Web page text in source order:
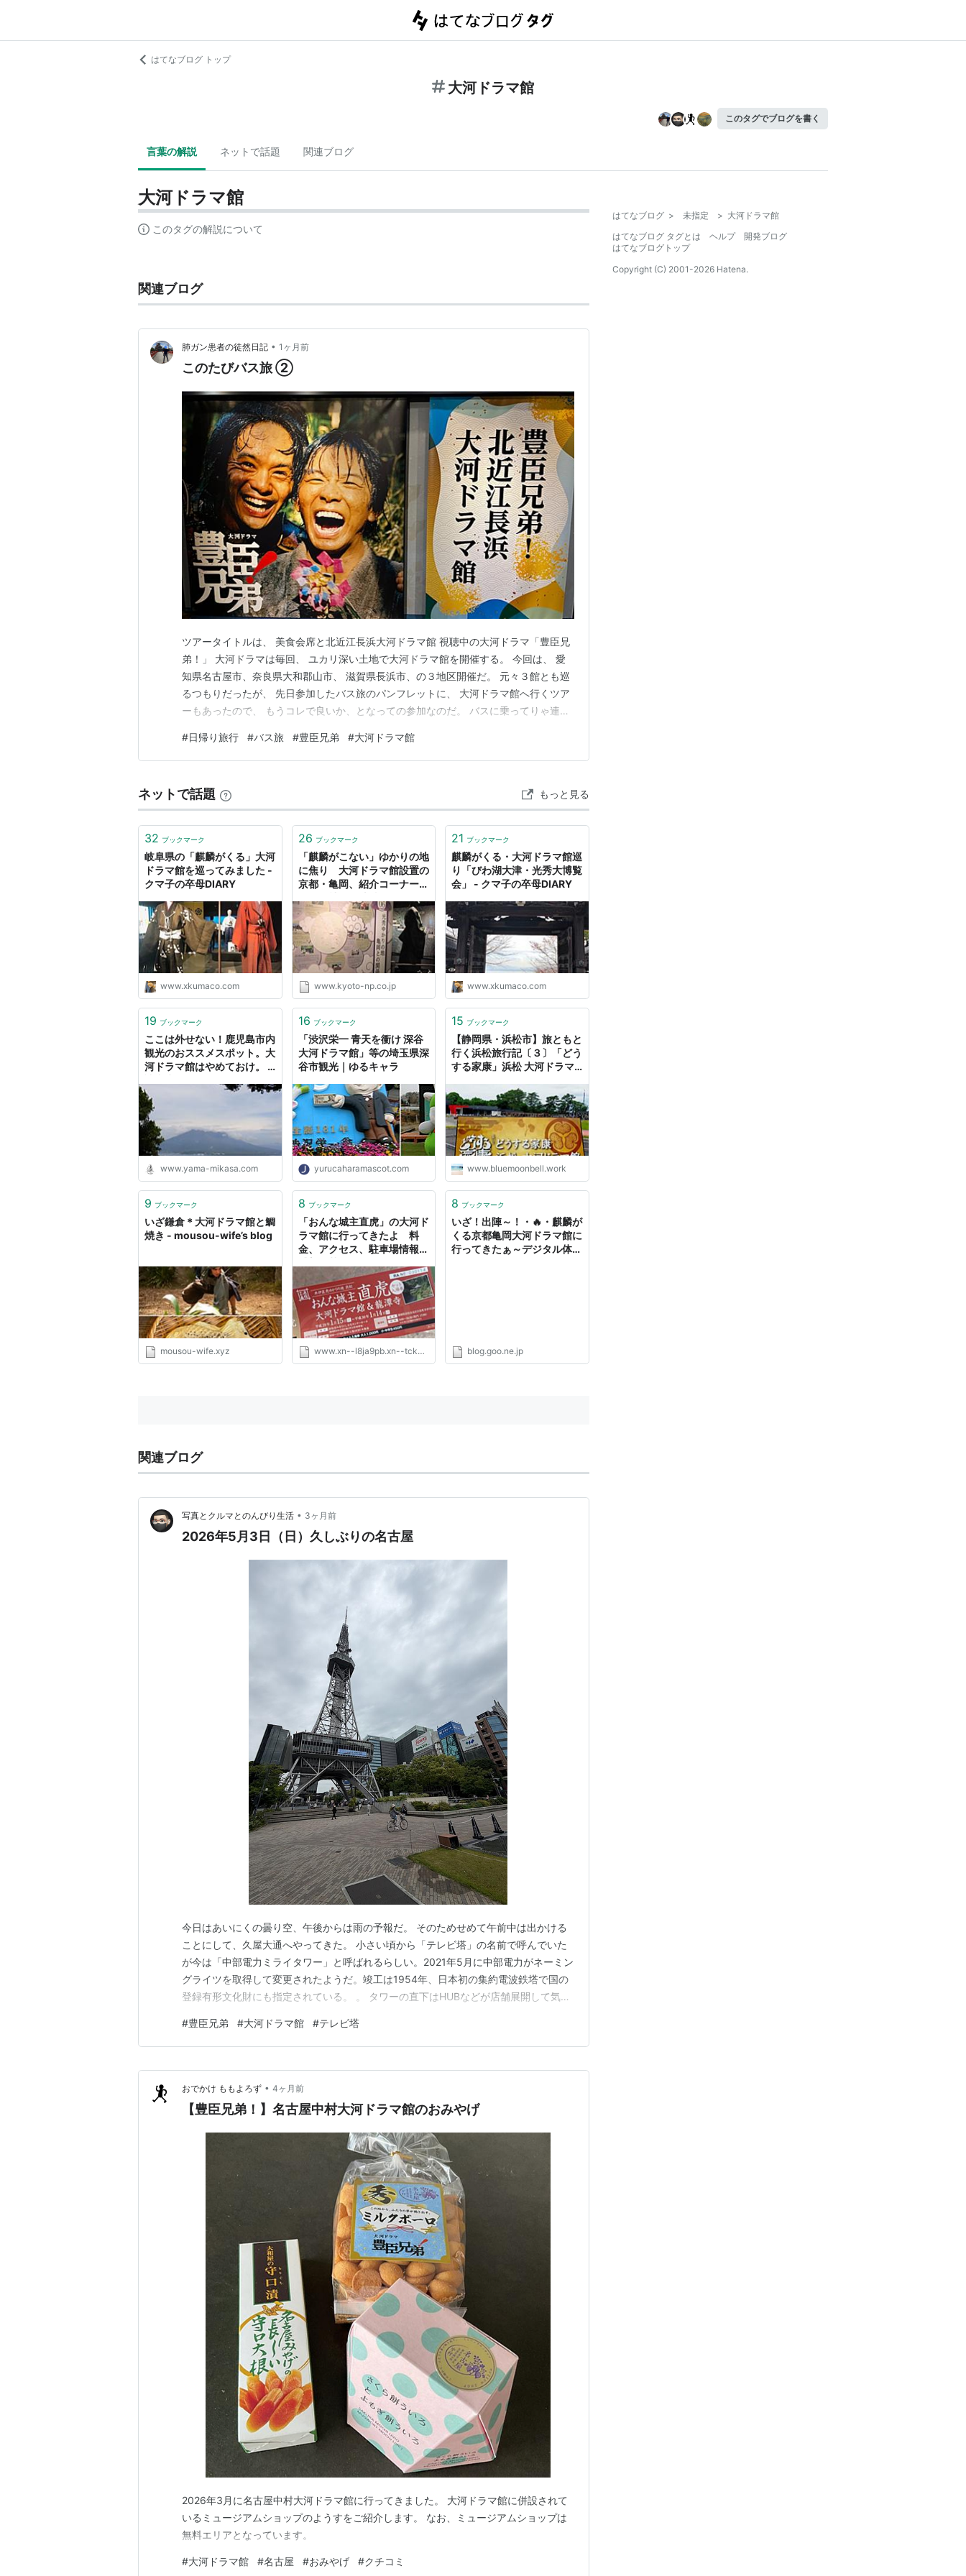
はてなブログ トップ
大河ドラマ館
このタグでブログを書く
言葉の解説 ネットで話題 関連ブログ
大河ドラマ館
このタグの解説について
関連ブログ
肺ガン患者の徒然日記 • 1ヶ月前
このたびバス旅 ②
ツアータイトルは、 美食会席と北近江長浜大河ドラマ館 視聴中の大河ドラマ「豊臣兄
弟！」 大河ドラマは毎回、 ユカリ深い土地で大河ドラマ館を開催する。 今回は、 愛
知県名古屋市、奈良県大和郡山市、 滋賀県長浜市、の３地区開催だ。 元々３館とも巡
るつもりだったが、 先日参加したバス旅のパンフレットに、 大河ドラマ館へ行くツア
ーもあったので、 もうコレで良いか、となっての参加なのだ。 バスに乗ってりゃ連れ
ココで言う「このたび」とは、 「この度」と「此の旅」がかかっておる。 (どうでもよ
い) なんと、昨日放送回の内容が…
#日帰り旅行 #バス旅 #豊臣兄弟 #大河ドラマ館
ネットで話題 もっと見る
32 ブックマーク
岐阜県の「麒麟がくる」大河
ドラマ館を巡ってみました -
クマ子の卒母DIARY
www.xkumaco.com
26 ブックマーク
「麒麟がこない」ゆかりの地
に焦り 大河ドラマ館設置の
京都・亀岡、紹介コーナー未
｜京都新聞
www.kyoto-np.co.jp
21 ブックマーク
麒麟がくる・大河ドラマ館巡
り「びわ湖大津・光秀大博覧
会」 - クマ子の卒母DIARY
www.xkumaco.com
19 ブックマーク
ここは外せない！鹿児島市内
観光のおススメスポット。大
河ドラマ館はやめておけ。 -
www.yama-mikasa.com
16 ブックマーク
「渋沢栄一 青天を衝け 深谷
大河ドラマ館」等の埼玉県深
谷市観光｜ゆるキャラ
yurucaharamascot.com
15 ブックマーク
【静岡県・浜松市】旅ともと
行く浜松旅行記〔３〕「どう
する家康」浜松 大河ドラマ
www.bluemoonbell.work
9 ブックマーク
いざ鎌倉＊大河ドラマ館と鯛
焼き - mousou-wife’s blog
mousou-wife.xyz
8 ブックマーク
「おんな城主直虎」の大河ド
ラマ館に行ってきたよ 料
金、アクセス、駐車場情報と
やってみた・かってみた・編
んでみた 主婦の日々～
www.xn--l8ja9pb.xn--tckwe
8 ブックマーク
いざ！出陣～！・🔥・麒麟が
くる京都亀岡大河ドラマ館に
行ってきたぁ～デジタル体験
blog.goo.ne.jp
関連ブログ
写真とクルマとのんびり生活 • 3ヶ月前
2026年5月3日（日）久しぶりの名古屋
今日はあいにくの曇り空、午後からは雨の予報だ。 そのためせめて午前中は出かける
ことにして、久屋大通へやってきた。 小さい頃から「テレビ塔」の名前で呼んでいた
が今は「中部電力ミライタワー」と呼ばれるらしい。2021年5月に中部電力がネーミン
グライツを取得して変更されたようだ。竣工は1954年、日本初の集約電波鉄塔で国の
登録有形文化財にも指定されている。 。 タワーの直下はHUBなどが店舗展開して気軽
いておしゃれな街並みに変貌していた。 中日ビルも立派なビルに変貌を遂げている。
公園内にはたくさんのショップとおしゃれな雰囲…
#豊臣兄弟 #大河ドラマ館 #テレビ塔
おでかけ ももよろず • 4ヶ月前
【豊臣兄弟！】名古屋中村大河ドラマ館のおみやげ
2026年3月に名古屋中村大河ドラマ館に行ってきました。 大河ドラマ館に併設されて
いるミュージアムショップのようすをご紹介します。 なお、ミュージアムショップは
無料エリアとなっています。
#大河ドラマ館 #名古屋 #おみやげ #クチコミ
はてなブログ > 未指定 > 大河ドラマ館
はてなブログ タグとは
ヘルプ
開発ブログ
はてなブログトップ
Copyright (C) 2001-2026 Hatena.